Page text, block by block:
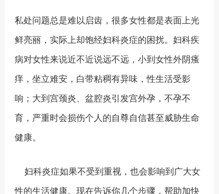
私处问题总是难以启齿，很多女性都是表面上光
鲜亮丽，实际上却饱经妇科炎症的困扰。妇科疾
病对女性来说近不近说远不远，小到女性外阴瘙
痒，坐立难安，白带粘稠有异味，性生活受影
响；大到宫颈炎、盆腔炎引发宫外孕，不孕不
育，严重时会损伤个人的自尊自信甚至威胁生命
健康。
妇科炎症如果不受到重视，也会影响到广大女
性的生活健康。现在告诉你几个步骤，帮助加快